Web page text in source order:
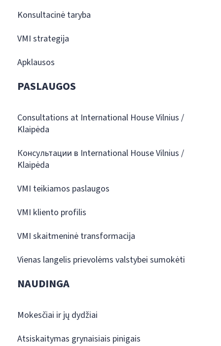
Konsultacinė taryba
VMI strategija
Apklausos
PASLAUGOS
Consultations at International House Vilnius /
Klaipėda
Консультации в International House Vilnius /
Klaipėda
VMI teikiamos paslaugos
VMI kliento profilis
VMI skaitmeninė transformacija
Vienas langelis prievolėms valstybei sumokėti
NAUDINGA
Mokesčiai ir jų dydžiai
Atsiskaitymas grynaisiais pinigais